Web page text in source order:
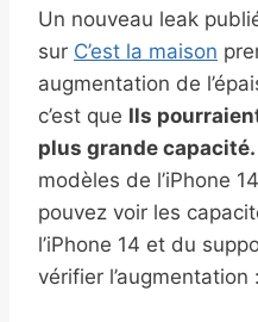
Un nouveau leak
sur C’est la maison
augmentation de
c’est que Ils
plus grande capacité.
modèles de l’iPhone
pouvez voir les
l’iPhone 14 et du
vérifier l’augmentation :